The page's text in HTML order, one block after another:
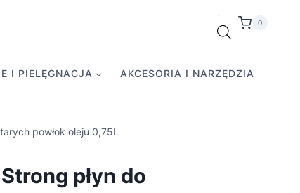
0
I PIELĘGNACJA AKCESORIA I NARZĘDZIA
powłok oleju 0,75L
płyn do